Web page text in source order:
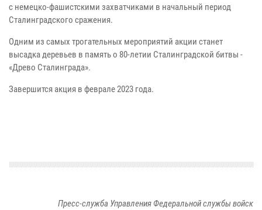
с немецко-фашистскими захватчиками в начальный период
Сталинградского сражения.
Одним из самых трогательных мероприятий акции станет
высадка деревьев в память о 80-летии Сталинградской битвы -
«Древо Сталинграда».
Завершится акция в феврале 2023 года.
Пресс-служба Управления Федеральной службы войск